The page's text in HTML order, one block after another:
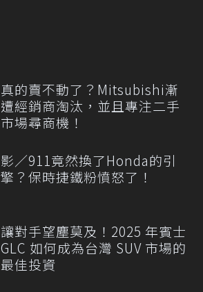
真的賣不動了？Mitsubishi漸
遭經銷商淘汰，並且專注二手
市場尋商機！
影／911竟然換了Honda的引
擎？保時捷鐵粉憤怒了！
讓對手望塵莫及！2025 年賓士
GLC 如何成為台灣 SUV 市場的
最佳投資